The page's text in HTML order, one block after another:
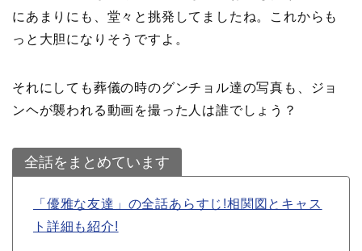
にあまりにも、堂々と挑発してましたね。これからも
っと大胆になりそうですよ。
それにしても葬儀の時のグンチョル達の写真も、ジョ
ンヘが襲われる動画を撮った人は誰でしょう？
全話をまとめています
「優雅な友達」の全話あらすじ!相関図とキャス
ト詳細も紹介!